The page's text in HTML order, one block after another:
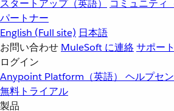
スタートアップ（英語）
コミュニティ
パートナー
English (Full site) 日本語
お問い合わせ MuleSoft に連絡サポー
ログイン
Anypoint Platform（英語） ヘルプセ
無料トライアル
製品